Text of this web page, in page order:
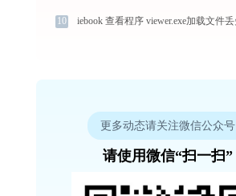
10
更多动态请关注微信公众号
请使用微信“扫一扫”